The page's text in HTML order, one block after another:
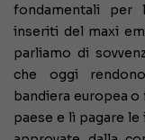
fondamentali per
inseriti del maxi
parliamo di
che oggi
bandiera europea o
paese e lì pagare